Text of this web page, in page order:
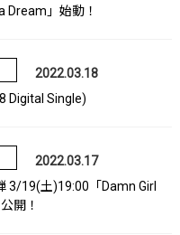
」始動！
2022.03.18
Digital Single)
2022.03.17
3/19(土)19:00「Damn Girl
開！